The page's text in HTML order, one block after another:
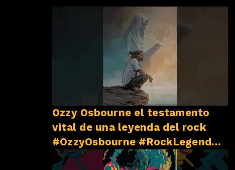
Ozzy Osbourne el testamento
vital de una leyenda del rock
#OzzyOsbourne #RockLegend
#BlackSabbath